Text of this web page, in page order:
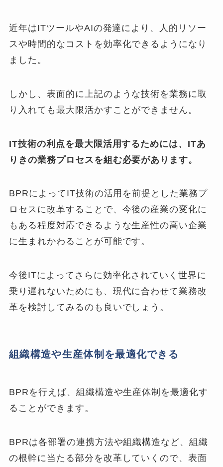
近年はITツールやAIの発達により、人的リソー
スや時間的なコストを効率化できるようになり
ました。
しかし、表面的に上記のような技術を業務に取
り入れても最大限活かすことができません。
IT技術の利点を最大限活用するためには、ITあ
りきの業務プロセスを組む必要があります。
BPRによってIT技術の活用を前提とした業務プ
ロセスに改革することで、今後の産業の変化に
もある程度対応できるような生産性の高い企業
に生まれかわることが可能です。
今後ITによってさらに効率化されていく世界に
乗り遅れないためにも、現代に合わせて業務改
革を検討してみるのも良いでしょう。
組織構造や生産体制を最適化できる
BPRを行えば、組織構造や生産体制を最適化す
ることができます。
BPRは各部署の連携方法や組織構造など、組織
の根幹に当たる部分を改革していくので、表面